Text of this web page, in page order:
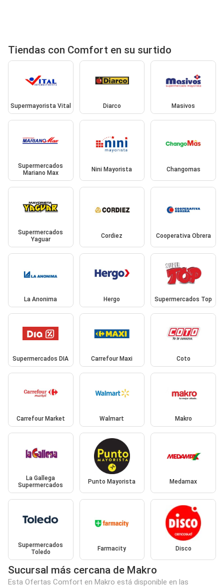
Tiendas con Comfort en su surtido
Supermayorista Vital Diarco Masivos
Supermercados
Mariano Max
Nini Mayorista Changomas
Supermercados
Yaguar
Cordiez Cooperativa Obrera
La Anonima Hergo Supermercados Top
Supermercados DIA Carrefour Maxi Coto
Carrefour Market Walmart Makro
La Gallega
Supermercados
Punto Mayorista Medamax
Supermercados
Toledo
Farmacity Disco
Sucursal más cercana de Makro
Esta Ofertas Comfort en Makro está disponible en las